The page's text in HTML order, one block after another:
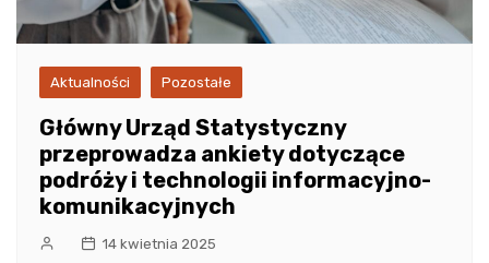
Aktualności Pozostałe
Główny Urząd Statystyczny
przeprowadza ankiety dotyczące
podróży i technologii informacyjno-
komunikacyjnych
14 kwietnia 2025